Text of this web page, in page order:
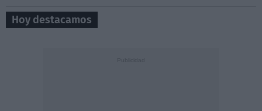
Hoy destacamos